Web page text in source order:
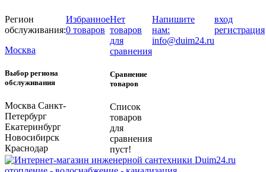
Регион
обслуживания:
Москва
Выбор региона
обслуживания
Москва Санкт-
Петербург
Екатеринбург
Новосибирск
Краснодар
Избранное
0 товаров
Нет
товаров
для
сравнения
Сравнение
товаров
Список
товаров
для
сравнения
пуст!
Напишите
нам:
info@duim24.ru
вход
регистрация